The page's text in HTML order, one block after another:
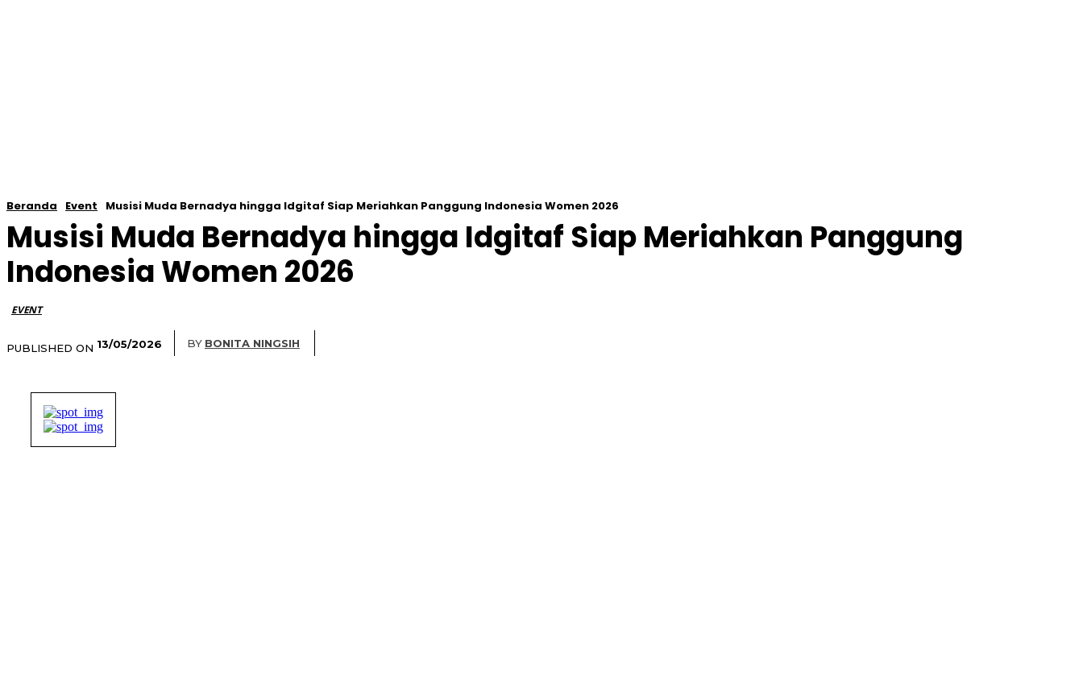
Beranda Event Musisi Muda Bernadya hingga Idgitaf Siap Meriahkan Panggung Indonesia Women 2026
Musisi Muda Bernadya hingga Idgitaf Siap Meriahkan Panggung
Indonesia Women 2026
EVENT
PUBLISHED ON 13/05/2026 BY BONITA NINGSIH